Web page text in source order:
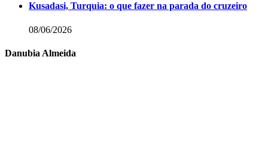
Kusadasi, Turquia: o que fazer na parada do cruzeiro
08/06/2026
Danubia Almeida